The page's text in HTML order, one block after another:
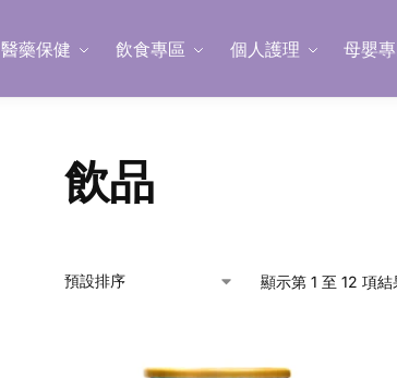
醫藥保健 飲食專區 個人護理 母嬰
飲品
顯示第 1 至 12 項